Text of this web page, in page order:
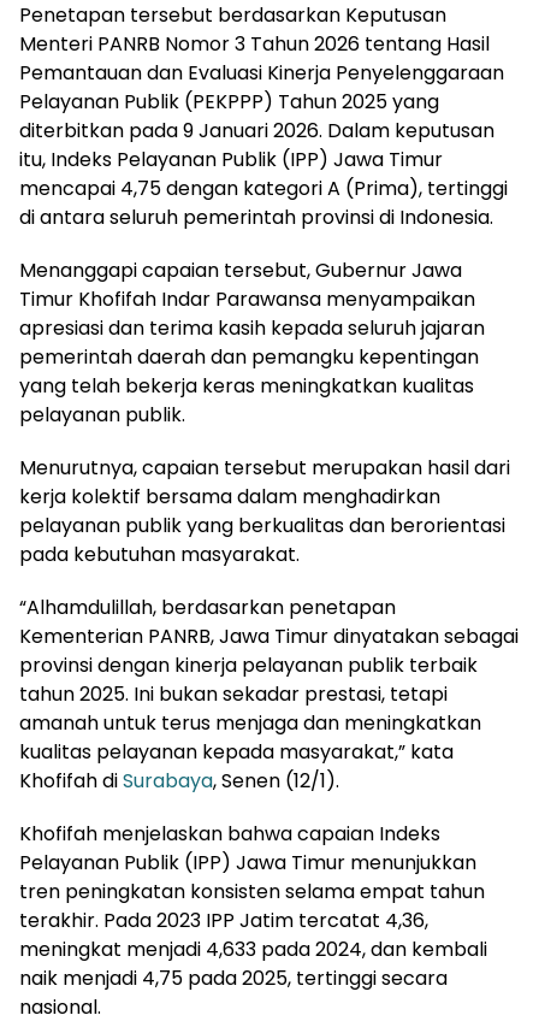
Penetapan tersebut berdasarkan Keputusan
Menteri PANRB Nomor 3 Tahun 2026 tentang Hasil
Pemantauan dan Evaluasi Kinerja Penyelenggaraan
Pelayanan Publik (PEKPPP) Tahun 2025 yang
diterbitkan pada 9 Januari 2026. Dalam keputusan
itu, Indeks Pelayanan Publik (IPP) Jawa Timur
mencapai 4,75 dengan kategori A (Prima), tertinggi
di antara seluruh pemerintah provinsi di Indonesia.
Menanggapi capaian tersebut, Gubernur Jawa
Timur Khofifah Indar Parawansa menyampaikan
apresiasi dan terima kasih kepada seluruh jajaran
pemerintah daerah dan pemangku kepentingan
yang telah bekerja keras meningkatkan kualitas
pelayanan publik.
Menurutnya, capaian tersebut merupakan hasil dari
kerja kolektif bersama dalam menghadirkan
pelayanan publik yang berkualitas dan berorientasi
pada kebutuhan masyarakat.
“Alhamdulillah, berdasarkan penetapan
Kementerian PANRB, Jawa Timur dinyatakan sebagai
provinsi dengan kinerja pelayanan publik terbaik
tahun 2025. Ini bukan sekadar prestasi, tetapi
amanah untuk terus menjaga dan meningkatkan
kualitas pelayanan kepada masyarakat,” kata
Khofifah diSurabaya, Senen (12/1).
Khofifah menjelaskan bahwa capaian Indeks
Pelayanan Publik (IPP) Jawa Timur menunjukkan
tren peningkatan konsisten selama empat tahun
terakhir. Pada 2023 IPP Jatim tercatat 4,36,
meningkat menjadi 4,633 pada 2024, dan kembali
naik menjadi 4,75 pada 2025, tertinggi secara
nasional.